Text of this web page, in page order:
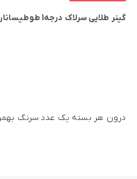
گینر طلایی سرلاک درجه1 طوطیسانان
درون هر بسته یک عدد سرنگ